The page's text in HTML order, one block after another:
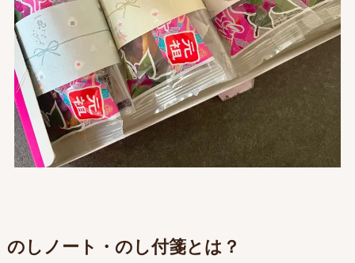
のしノート・のし付箋とは？